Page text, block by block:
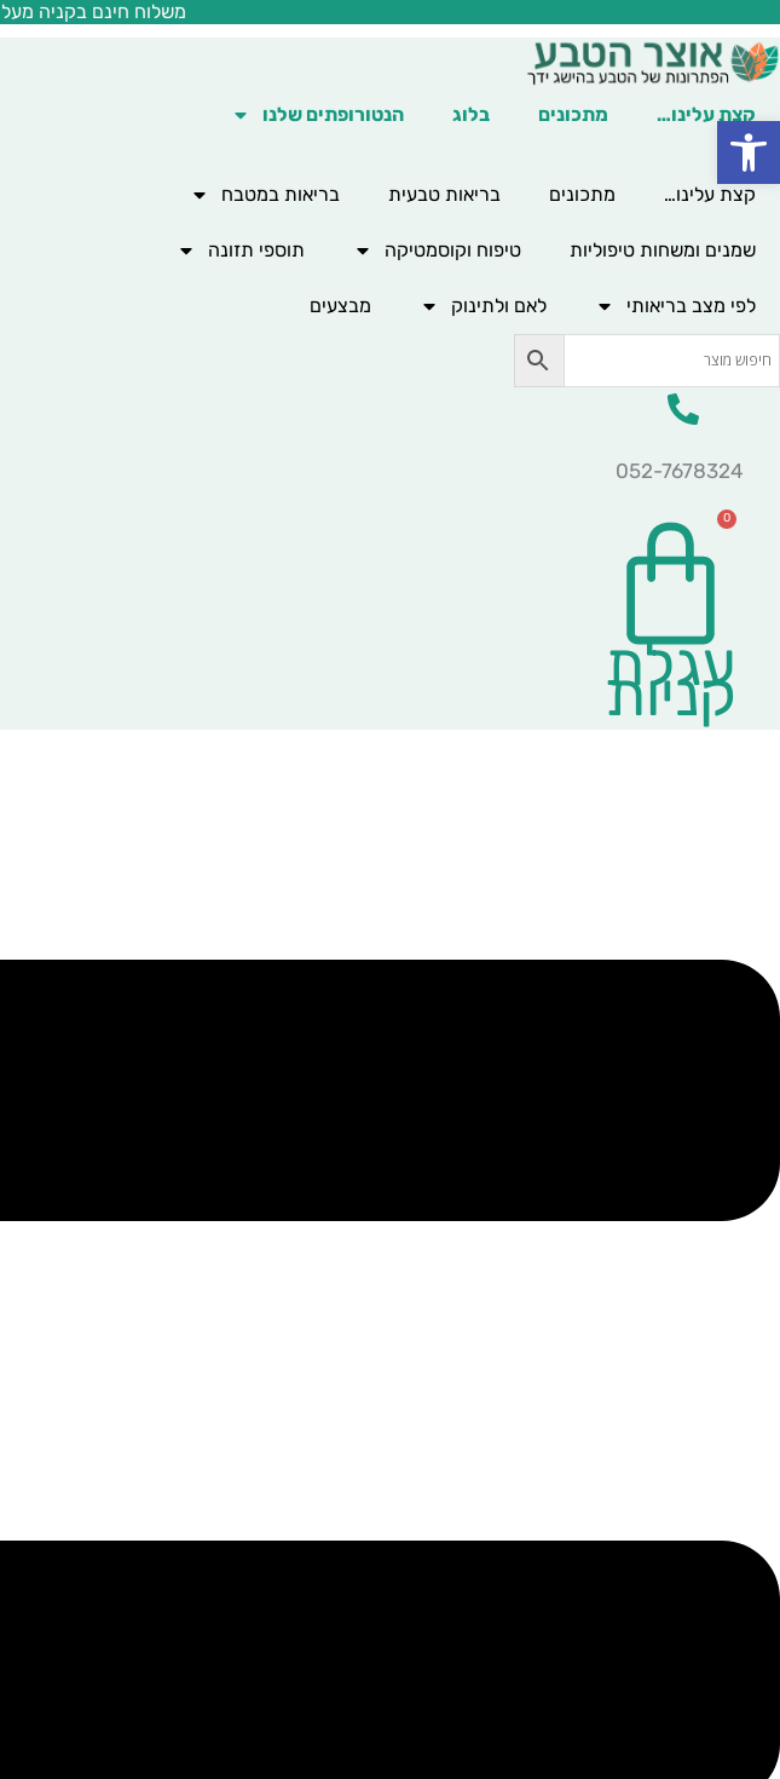
פתח סרגל נגישות
לתוכן
משלוח חינם בקניה מעל 500 ש"ח
קצת עלינו… מתכונים בלוג הנטורופתים שלנו
קצת עלינו… מתכונים בריאות טבעית בריאות במטבח
שמנים ומשחות טיפוליות טיפוח וקוסמטיקה תוספי תזונה
לפי מצב בריאותי לאם ולתינוק מבצעים
052-7678324
0
עגלת
קניות